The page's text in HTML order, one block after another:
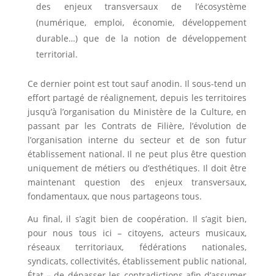
des enjeux transversaux de l’écosystème
(numérique, emploi, économie, développement
durable…) que de la notion de développement
territorial.
Ce dernier point est tout sauf anodin. Il sous-tend un
effort partagé de réalignement, depuis les territoires
jusqu’à l’organisation du Ministère de la Culture, en
passant par les Contrats de Filière, l’évolution de
l’organisation interne du secteur et de son futur
établissement national. Il ne peut plus être question
uniquement de métiers ou d’esthétiques. Il doit être
maintenant question des enjeux transversaux,
fondamentaux, que nous partageons tous.
Au final, il s’agit bien de coopération. Il s’agit bien,
pour nous tous ici – citoyens, acteurs musicaux,
réseaux territoriaux, fédérations nationales,
syndicats, collectivités, établissement public national,